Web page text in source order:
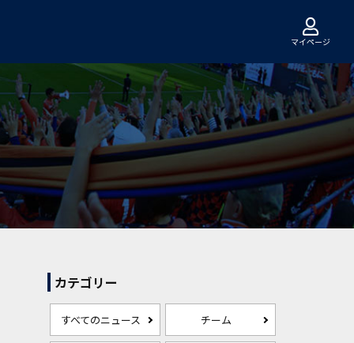
マイページ
カテゴリー
すべてのニュース チーム